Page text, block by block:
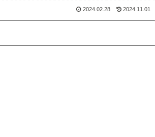
2024.02.28 2024.11.01